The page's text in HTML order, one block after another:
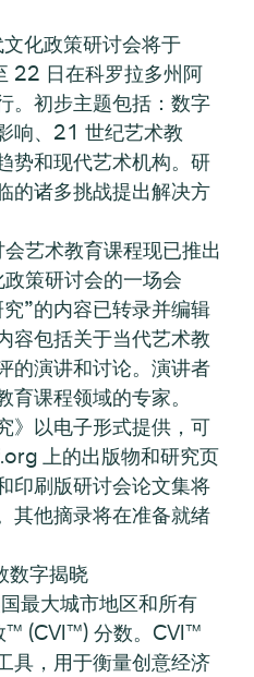
化政策研讨会将于
日在科罗拉多州阿
。初步主题包括：数字
响、21 世纪艺术教
势和现代艺术机构。研
的诸多挑战提出解决方
艺术教育课程现已推出
策研讨会的一场会
”的内容已转录并编辑
容包括关于当代艺术教
的演讲和讨论。演讲者
课程领域的专家。
》以电子形式提供，可
上的出版物和研究页
印刷版研讨会论文集将
其他摘录将在准备就绪
数字揭晓
最大城市地区和所有
™ (CVI™) 分数。CVI™
具，用于衡量创意经济